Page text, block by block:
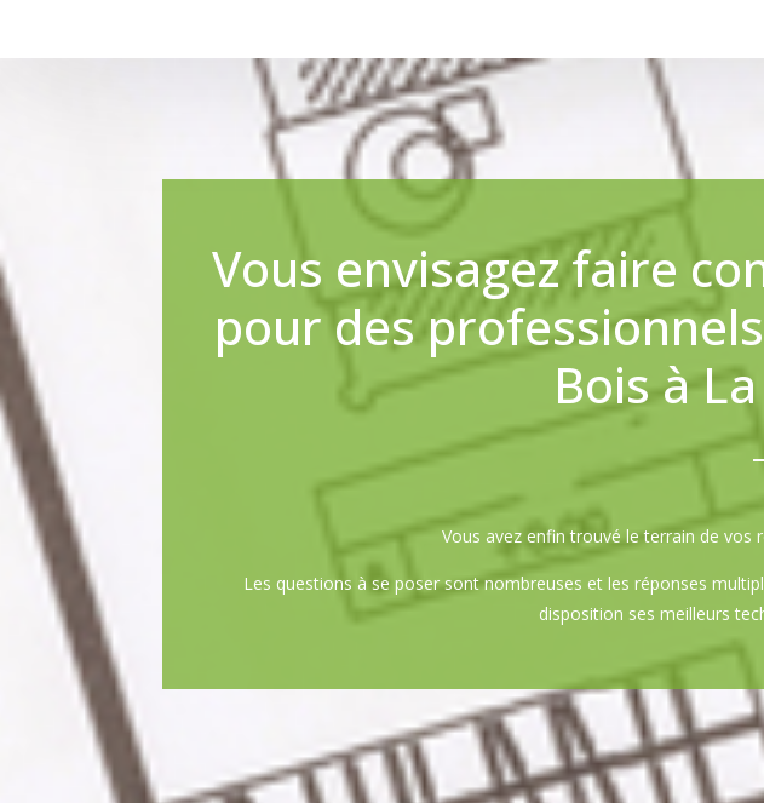
Vous envisagez faire
pour des
Bois à
Vous avez enfin trouvé le terrain de vos
Les questions à se poser sont nombreuses et les réponses
disposition ses meilleurs